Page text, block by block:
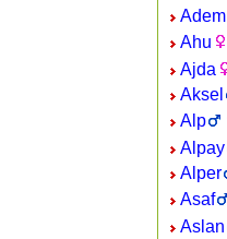
Adem
Ahu
Ajda
Aksel
Alp
Alpay
Alper
Asaf
Aslan